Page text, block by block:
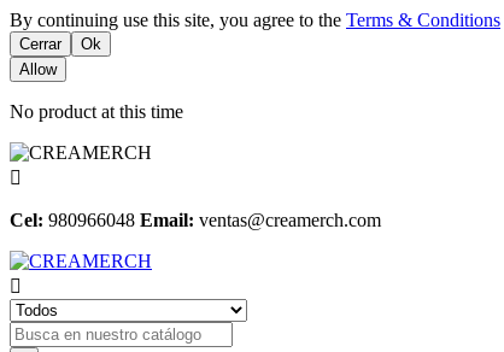
By continuing use this site, you agree to the Terms & Conditions
Cerrar
Ok
Allow
No product at this time

Cel: 980966048 Email: ventas@creamerch.com
